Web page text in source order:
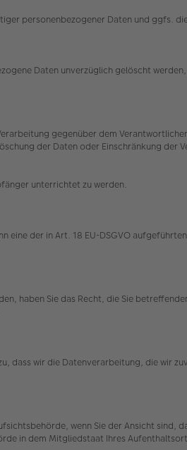
personenbezogener Daten und ggfs.
Daten unverzüglich gelöscht
gegenüber dem
der Daten oder Einschränkung der
unterrichtet zu werden.
eine der in Art. 18 EU-DSGVO
haben Sie das Recht, die Sie
dass wir die Datenverarbeitung, die
wenn Sie der Ansicht
in dem Mitgliedstaat Ihres